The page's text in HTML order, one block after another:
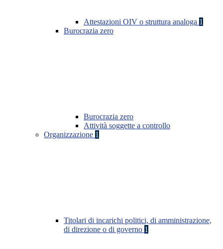
Attestazioni OIV o struttura analoga 1
Burocrazia zero
Burocrazia zero
Attività soggette a controllo
Organizzazione 1
Titolari di incarichi politici, di amministrazione,
di direzione o di governo 1